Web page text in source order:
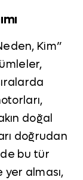
Kim”
doğal
doğrudan
bu tür
yer alması,